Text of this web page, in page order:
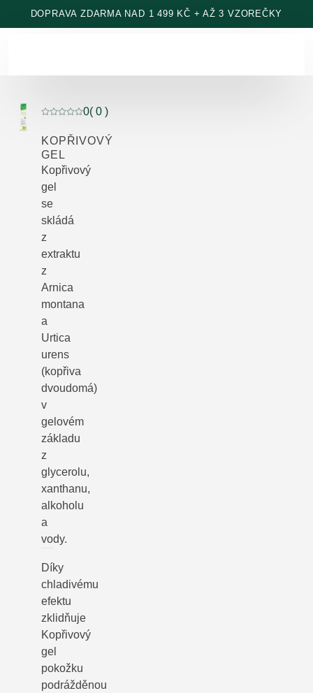
Přeskočit na hlavní obsah
DOPRAVA ZDARMA NAD 1 499 KČ + AŽ 3 VZOREČKY
Aktuální hodnocení: 0 z 5 hvězdiček hodnoceno 0
0( 0 )
KOPŘIVOVÝ
GEL
Kopřivový
gel
se
skládá
z
extraktu
z
Arnica
montana
a
Urtica
urens
(kopřiva
dvoudomá)
v
gelovém
základu
z
glycerolu,
xanthanu,
alkoholu
a
vody.
Díky
chladivému
efektu
zklidňuje
Kopřivový
gel
pokožku
podrážděnou